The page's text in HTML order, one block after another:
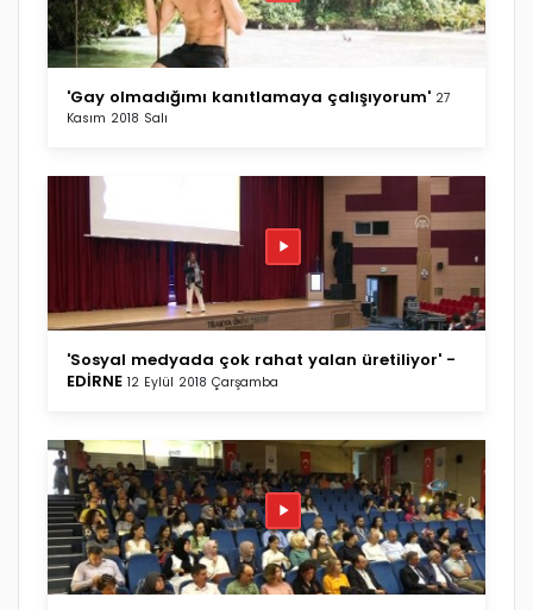
'Gay olmadığımı kanıtlamaya çalışıyorum' 27
Kasım 2018 Salı
'Sosyal medyada çok rahat yalan üretiliyor' -
EDİRNE 12 Eylül 2018 Çarşamba